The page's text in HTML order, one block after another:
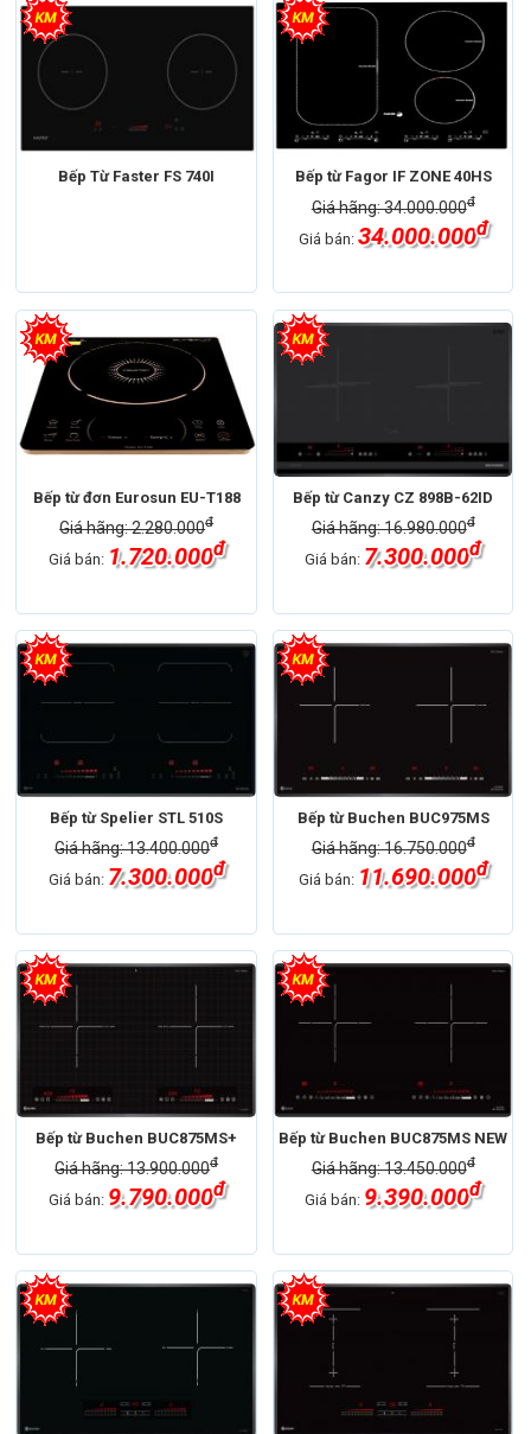
Bếp Từ Faster FS 740I Bếp từ Fagor IF ZONE 40HS
Giá hãng: 34.000.000đ
Giá bán: 34.000.000đ
Bếp từ đơn Eurosun EU-T188
Giá hãng: 2.280.000đ
Giá bán: 1.720.000đ
Bếp từ Canzy CZ 898B-62ID
Giá hãng: 16.980.000đ
Giá bán: 7.300.000đ
Bếp từ Spelier STL 510S
Giá hãng: 13.400.000đ
Giá bán: 7.300.000đ
Bếp từ Buchen BUC975MS
Giá hãng: 16.750.000đ
Giá bán: 11.690.000đ
Bếp từ Buchen BUC875MS+
Giá hãng: 13.900.000đ
Giá bán: 9.790.000đ
Bếp từ Buchen BUC875MS NEW
Giá hãng: 13.450.000đ
Giá bán: 9.390.000đ